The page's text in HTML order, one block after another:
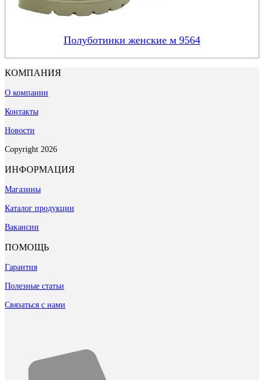
Полуботинки женские м 9564
КОМПАНИЯ
О компании
Контакты
Новости
Copyright 2026
ИНФОРМАЦИЯ
Магазины
Каталог продукции
Вакансии
ПОМОЩЬ
Гарантия
Полезные статьи
Связаться с нами